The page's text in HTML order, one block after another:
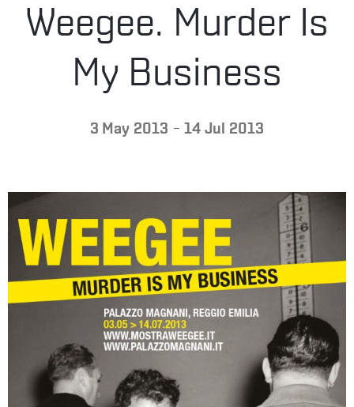
FOUNDATION
PRESS
ITALIANO
Weegee. Murder Is
My Business
3 May 2013 -14 Jul 2013